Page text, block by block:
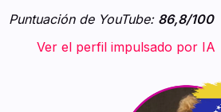
Puntuación de YouTube: 86,8/100
‍ ‍ ‍ ‍ ‍ ‍ ‍ Ver el perfil impulsado por IA ‍ ‍ ‍